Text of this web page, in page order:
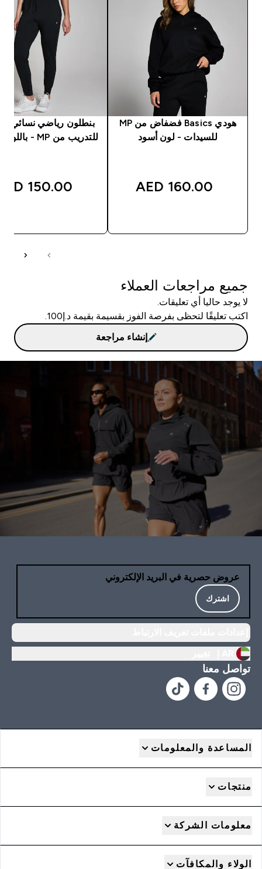
هودي Basics فضفاض من MP
للسيدات - لون أسود
160.00 AED‎
بنطلون رياضي نسائي
للتدريب من MP - باللون الأسود
150.00 AED‎
جميع مراجعات العملاء
لا يوجد حاليا أي تعليقات.
اكتب تعليقًا لتحظى بفرصة الفوز بقسيمة بقيمة د.إ100.
إنشاء مراجعة
عروض حصرية في البريد الإلكتروني
اشترك
تواصل معنا
المساعدة والمعلومات
منتجات
معلومات الشركة
الولاء والمكافآت